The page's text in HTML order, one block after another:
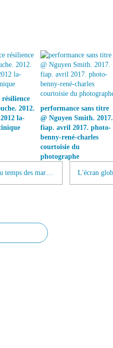
2012.
la-
performance sans titre
@ Nguyen Smith. 2017.
fiap. avril 2017. photo-
benny-rené-charles
courtoisie du
photographe
Le Luxe éternel. De l'âge du sacré au temps des marques de Gilles Lipovetsky. Gallimard. 2003